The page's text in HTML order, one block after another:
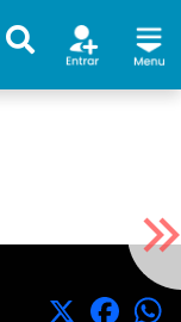
X Facebook